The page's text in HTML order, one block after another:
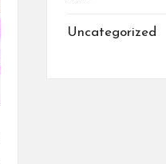
Uncategorized